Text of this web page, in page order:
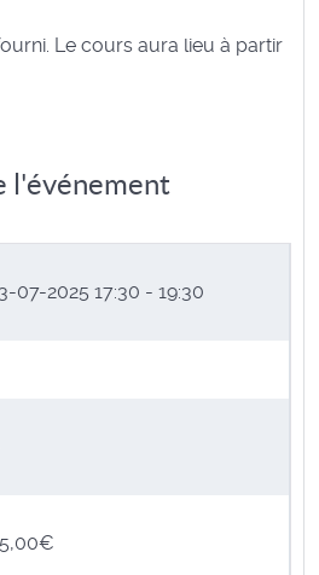
Le cours aura lieu à partir
l'événement
07-2025 17:30 - 19:30